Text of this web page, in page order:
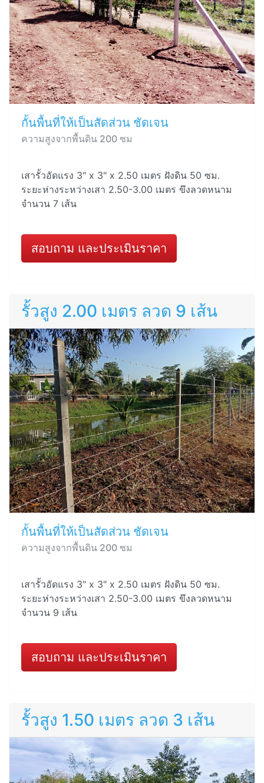
กั้นพื้นที่ให้เป็นสัดส่วน ชัดเจน
ความสูงจากพื้นดิน 200 ซม
เสารั้วอัดแรง 3" x 3" x 2.50 เมตร ฝังดิน 50 ซม.
ระยะห่างระหว่างเสา 2.50-3.00 เมตร ขึงลวดหนาม
จำนวน 7 เส้น
สอบถาม และประเมินราคา
รั้วสูง 2.00 เมตร ลวด 9 เส้น
กั้นพื้นที่ให้เป็นสัดส่วน ชัดเจน
ความสูงจากพื้นดิน 200 ซม
เสารั้วอัดแรง 3" x 3" x 2.50 เมตร ฝังดิน 50 ซม.
ระยะห่างระหว่างเสา 2.50-3.00 เมตร ขึงลวดหนาม
จำนวน 9 เส้น
สอบถาม และประเมินราคา
รั้วสูง 1.50 เมตร ลวด 3 เส้น